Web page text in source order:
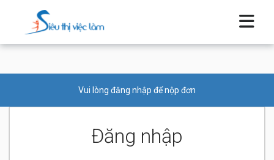
Vui lòng đăng nhập để nộp đơn
Đăng nhập